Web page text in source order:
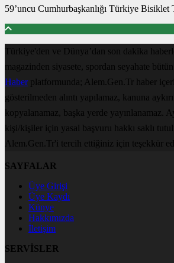
59’uncu Cumhurbaşkanlığı Türkiye Bisiklet
Türkiye'den ve Dünya’dan son dakika
magazinden siyasete, spordan seyahate
Haberplatformunda; Alem.Gen.Tr haber
gösterilmeden alıntı yapılamaz, kanuna
kopyalanamaz, başka yerde yayınlanamaz.
kişi/kişiler için yasal başvuru hakkı saklı
Alem.Gen.Tr'i tercih ettiğiniz için teşekkür
SAYFALAR
Üye Girişi
Üye Kaydı
Künye
Hakkımızda
İletişim
SERVİSLER